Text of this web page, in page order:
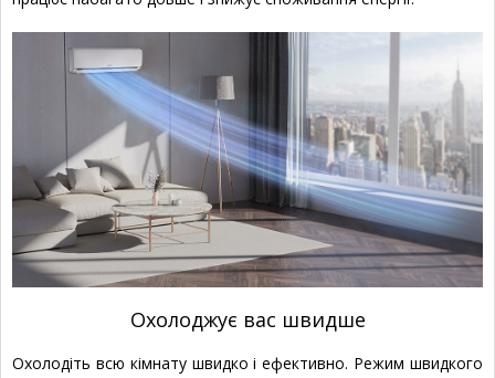
Охолоджує вас швидше
Охолодіть всю кімнату швидко і ефективно. Режим швидкого